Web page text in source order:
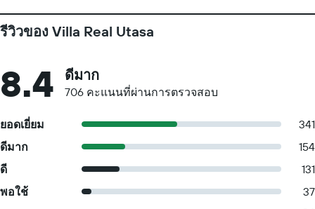
รีวิวของ Villa Real Utasa
8.4 ดีมาก
706 คะแนนที่ผ่านการตรวจสอบ
ยอดเยี่ยม
341
ดีมาก
154
ดี
131
พอใช้
37